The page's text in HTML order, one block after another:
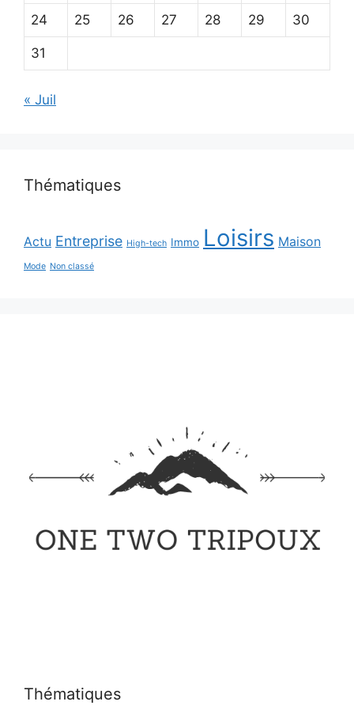
24 25 26 27 28 29 30
31
« Juil
Thématiques
Actu Entreprise High-tech Immo Loisirs Maison
Mode Non classé
Thématiques